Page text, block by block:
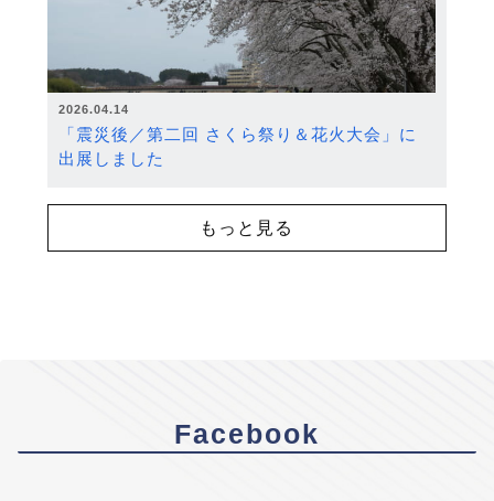
2026.04.14
「震災後／第二回 さくら祭り＆花火大会」に
出展しました
もっと見る
Facebook